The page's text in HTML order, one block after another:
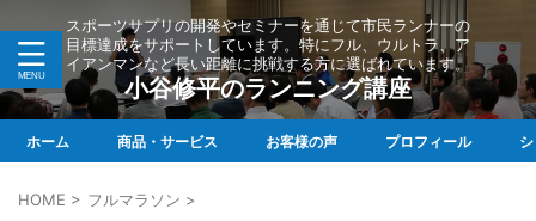
スポーツサプリの開発やセミナーを通じて市民ランナーの
目標達成をサポートしています。特にフル、ウルトラ、ア
イアンマンなど長い距離に挑戦する方に選ばれています。
小谷修平のランニング講座
ホーム 商品・サービス お客様の声 プロフィール
HOME > フルマラソン >